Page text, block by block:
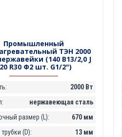
Промышленный
ТЭН 2000
(140 В13/2,0 J
R30 Ф2 шт. G1/2")
2000 Вт
нержавеющая сталь
размер (L):
670 мм
(D):
13 мм